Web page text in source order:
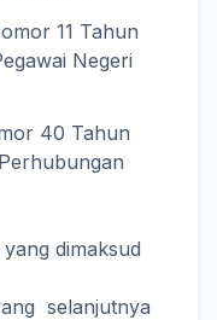
11 Tahun
Negeri
40 Tahun
dimaksud
selanjutnya